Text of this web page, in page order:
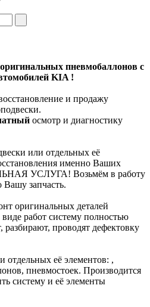
пневмобаллонов с
KIA !
и продажу
осмотр и диагностику
или отдельных её
именно Ваших
УСЛУГА! Возьмём в работу
запчасть.
оригинальных деталей
работ систему полностью
проводят дефектовку
отдельных её элементов: ,
пневмостоек. Производится
систему и её элементы